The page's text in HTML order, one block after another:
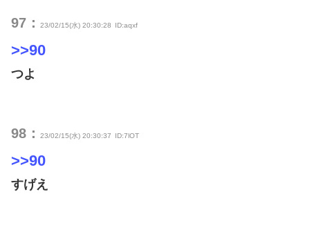
97： 23/02/15(水) 20:30:28 ID:aqxf
>>90
つよ
98： 23/02/15(水) 20:30:37 ID:7lOT
>>90
すげえ